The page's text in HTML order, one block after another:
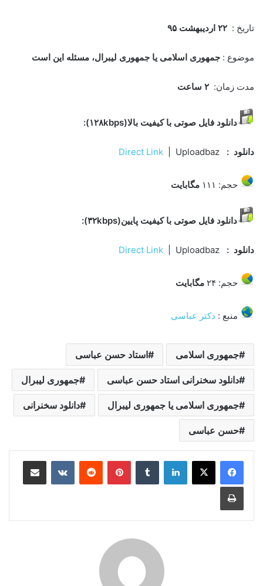
تاریخ : ۲۲ اردیبهشت ۹۵
موضوع : جمهوری اسلامی‌ یا جمهوری لیبرال، مسئله این است
مدت زمان:
دانلود فایل صوتی با کیفیت بالا(۱۲۸kbps):
دانلود :
Direct Link | Uploadbaz
حجم: ۱۱۱ مگابایت
دانلود فایل صوتی با کیفیت پایین(۳۲kbps):
دانلود :
Direct Link | Uploadbaz
حجم: ۲۴ مگابایت
منبع : دکتر عباسی
جمهوری اسلامی استاد حسن عباسی
دانلود سخنرانی استاد حسن عباسی جمهوری لیبرال
جمهوری اسلامی‌ یا جمهوری لیبرال دانلود سخنرانی
حسن عباسی
لینکدین ‫تامبلر ‫پین‌ترست‫رددیت ‫VKontakteاشتراک گذاری از طریق ایمیل
چاپ